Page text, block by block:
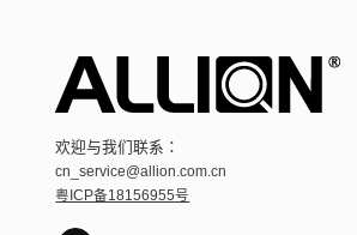
欢迎与我们联系：
cn_service@allion.com.cn
粤ICP备18156955号